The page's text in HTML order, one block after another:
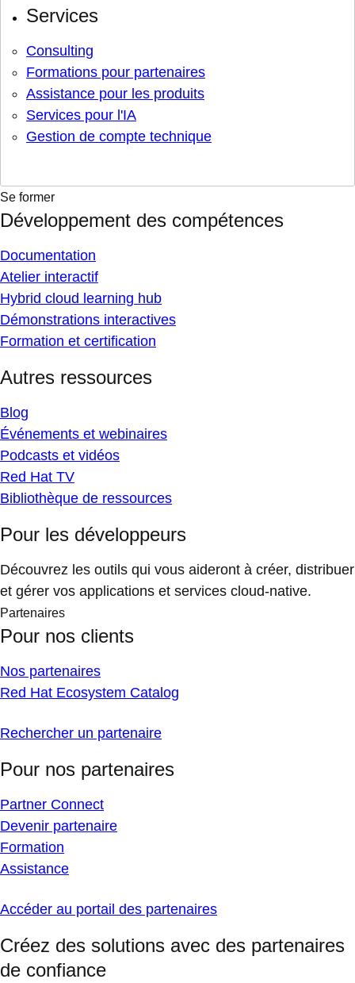
Services
Consulting
Formations pour partenaires
Assistance pour les produits
Services pour l'IA
Gestion de compte technique
Se former
Développement des compétences
Documentation
Atelier interactif
Hybrid cloud learning hub
Démonstrations interactives
Formation et certification
Autres ressources
Blog
Événements et webinaires
Podcasts et vidéos
Red Hat TV
Bibliothèque de ressources
Pour les développeurs
Découvrez les outils qui vous aideront à créer, distribuer
et gérer vos applications et services cloud-native.
Partenaires
Pour nos clients
Nos partenaires
Red Hat Ecosystem Catalog
Rechercher un partenaire
Pour nos partenaires
Partner Connect
Devenir partenaire
Formation
Assistance
Accéder au portail des partenaires
Créez des solutions avec des partenaires
de confiance